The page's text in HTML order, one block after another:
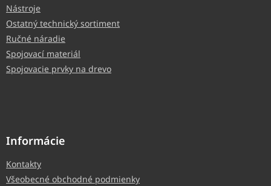
Nástroje
Ostatný technický sortiment
Ručné náradie
Spojovací materiál
Spojovacie prvky na drevo
Informácie
Kontakty
Všeobecné obchodné podmienky